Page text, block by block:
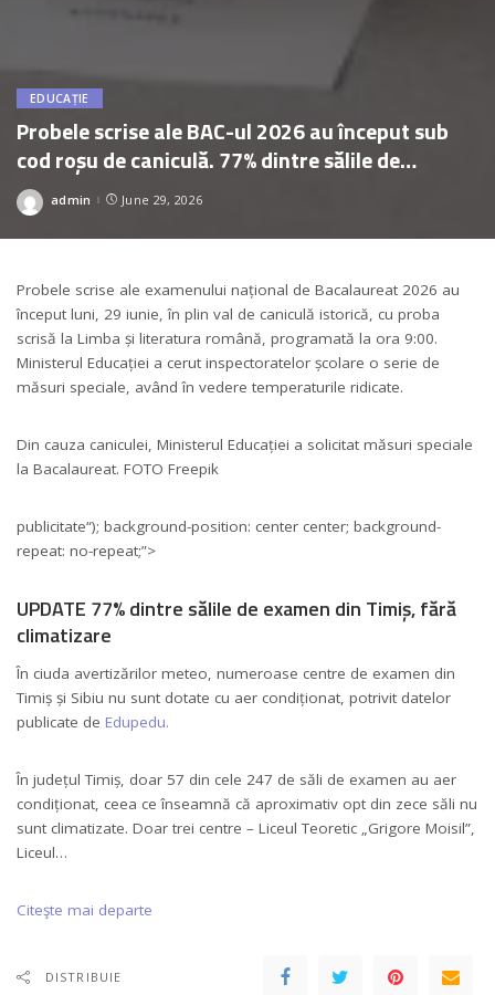
EDUCAȚIE
Probele scrise ale BAC-ul 2026 au început sub
cod roșu de caniculă. 77% dintre sălile de
examen din Timiș nu au aer condiționat. Părinții,
rugați să împrumute ventilatoare
Posted
admin June 29, 2026
Probele scrise ale examenului național de Bacalaureat 2026 au
început luni, 29 iunie, în plin val de caniculă istorică, cu proba
scrisă la Limba și literatura română, programată la ora 9:00.
Ministerul Educației a cerut inspectoratelor școlare o serie de
măsuri speciale, având în vedere temperaturile ridicate.
Din cauza caniculei, Ministerul Educației a solicitat măsuri speciale
la Bacalaureat. FOTO Freepik
publicitate“); background-position: center center; background-
repeat: no-repeat;”>
UPDATE 77% dintre sălile de examen din Timiș, fără
climatizare
În ciuda avertizărilor meteo, numeroase centre de examen din
Timiș și Sibiu nu sunt dotate cu aer condiționat, potrivit datelor
publicate de Edupedu.
În județul Timiș, doar 57 din cele 247 de săli de examen au aer
condiționat, ceea ce înseamnă că aproximativ opt din zece săli nu
sunt climatizate. Doar trei centre – Liceul Teoretic „Grigore Moisil”,
Liceul…
Citeşte mai departe
DISTRIBUIE